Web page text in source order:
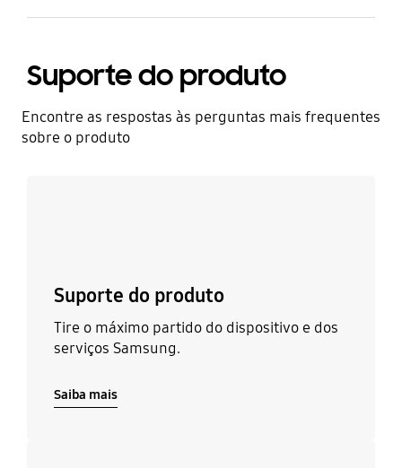
Suporte do produto
Encontre as respostas às perguntas mais frequentes
sobre o produto
Suporte do produto
Tire o máximo partido do dispositivo e dos
serviços Samsung.
Saiba mais